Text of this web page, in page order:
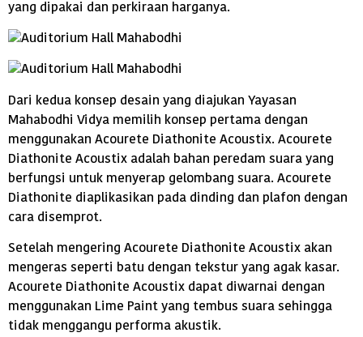
yang dipakai dan perkiraan harganya.
Dari kedua konsep desain yang diajukan Yayasan
Mahabodhi Vidya memilih konsep pertama dengan
menggunakan Acourete Diathonite Acoustix. Acourete
Diathonite Acoustix adalah bahan peredam suara yang
berfungsi untuk menyerap gelombang suara. Acourete
Diathonite diaplikasikan pada dinding dan plafon dengan
cara disemprot.
Setelah mengering Acourete Diathonite Acoustix akan
mengeras seperti batu dengan tekstur yang agak kasar.
Acourete Diathonite Acoustix dapat diwarnai dengan
menggunakan Lime Paint yang tembus suara sehingga
tidak menggangu performa akustik.